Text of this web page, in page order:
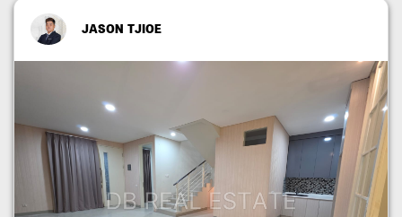
JASON TJIOE